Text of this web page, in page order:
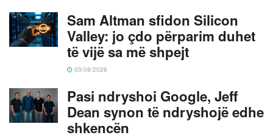
Sam Altman sfidon Silicon
Valley: jo çdo përparim duhet
të vijë sa më shpejt
03/08/2026
Pasi ndryshoi Google, Jeff
Dean synon të ndryshojë edhe
shkencën